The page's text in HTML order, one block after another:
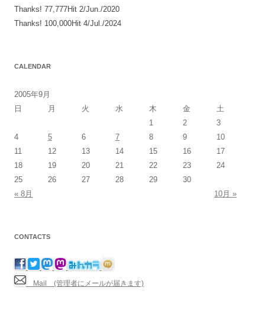
Thanks! 77,777Hit 2/Jun./2020
Thanks! 100,000Hit 4/Jul./2024
CALENDAR
2005年9月
日
月 火 水 木 金
土
1
2
3
4
5 6 7 8 9
10
11
12 13 14 15 16
17
18
19 20 21 22 23
24
25
26 27 28 29
30
« 8月
10月 »
CONTACTS
Mail (管理者にメールが届きます)